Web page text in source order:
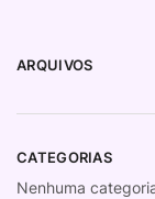
ARQUIVOS
CATEGORIAS
Nenhuma